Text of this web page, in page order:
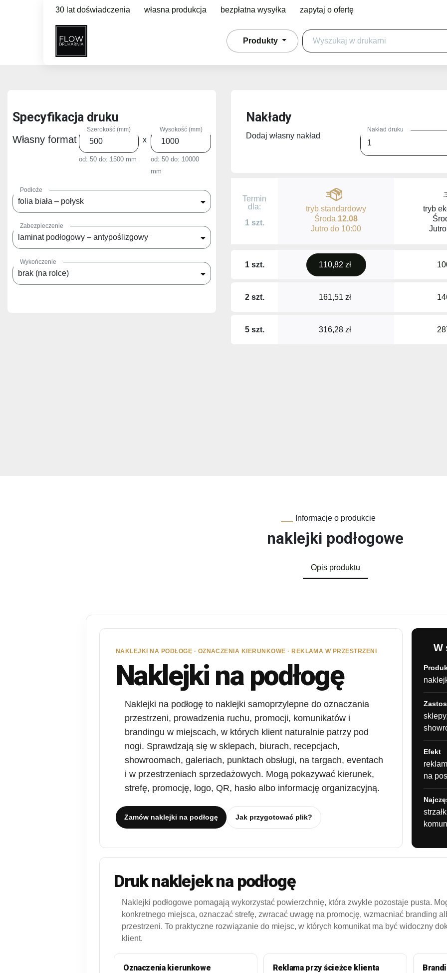
30 lat doświadczenia własna produkcja bezpłatna wysyłka zapytaj o ofertę
Produkty
Specyfikacja druku
Własny format
Szerokość (mm)
od: 50 do: 1500 mm
x
Wysokość (mm)
od: 50do: 10000
mm
Podłoże
folia biała – połysk
Zabezpieczenie
laminat podłogowy – antypoślizgowy
Wykończenie
brak (na rolce)
Nakłady
Dodaj własny nakład
Nakład druku
Termin
dla:
1 szt.
tryb standardowy
Środa 12.08
Jutro do 10:00
tryb
1 szt. 110,82 zł
2 szt. 161,51 zł
5 szt. 316,28 zł
Informacje o produkcie
naklejki podłogowe
Opis produktu
NAKLEJKI NA PODŁOGĘ · OZNACZENIA KIERUNKOWE · REKLAMA W PRZESTRZENI
Naklejki na podłogę
Naklejki na podłogę to naklejki samoprzylepne do oznaczania
przestrzeni, prowadzenia ruchu, promocji, komunikatów i
brandingu w miejscach, w których klient naturalnie patrzy pod
nogi. Sprawdzają się w sklepach, biurach, recepcjach,
showroomach, galeriach, punktach obsługi, na targach, eventach
i w przestrzeniach sprzedażowych. Mogą pokazywać kierunek,
strefę, promocję, logo, QR, hasło albo informację organizacyjną.
Zamów naklejki na podłogę Jak przygotować plik?
W
Efekt
na
Druk naklejek na podłogę
Naklejki podłogowe pomagają wykorzystać powierzchnię, która zwykle pozostaje pusta.
konkretnego miejsca, oznaczać strefę, zwracać uwagę na promocję, wzmacniać branding
przestrzeni. To praktyczne rozwiązanie do miejsc, w których komunikat ma być widoczny
klient.
Oznaczenia kierunkowe Reklama przy ścieżce klienta